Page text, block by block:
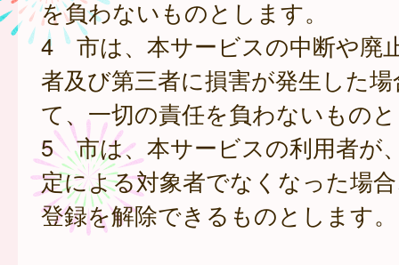
を負わないものとします。
4 市は、本サービスの中断や廃
者及び第三者に損害が発生した
て、一切の責任を負わないもの
5 市は、本サービスの利用者が
定による対象者でなくなった場
登録を解除できるものとします。